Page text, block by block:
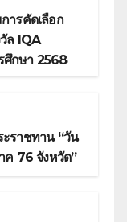
ารคัดเลือก
ล IQA
ศึกษา 2568
ราชทาน “วัน
76 จังหวัด”